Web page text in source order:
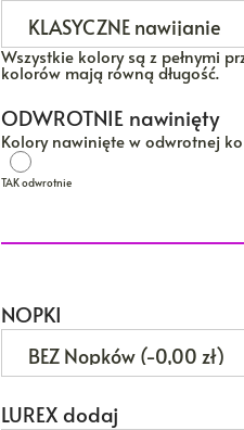
Wszystkie kolory są z pełnymi
kolorów mają równą długość.
ODWROTNIE nawinięty
Kolory nawinięte w odwrotnej
TAK odwrotnie
NOPKI
LUREX dodaj